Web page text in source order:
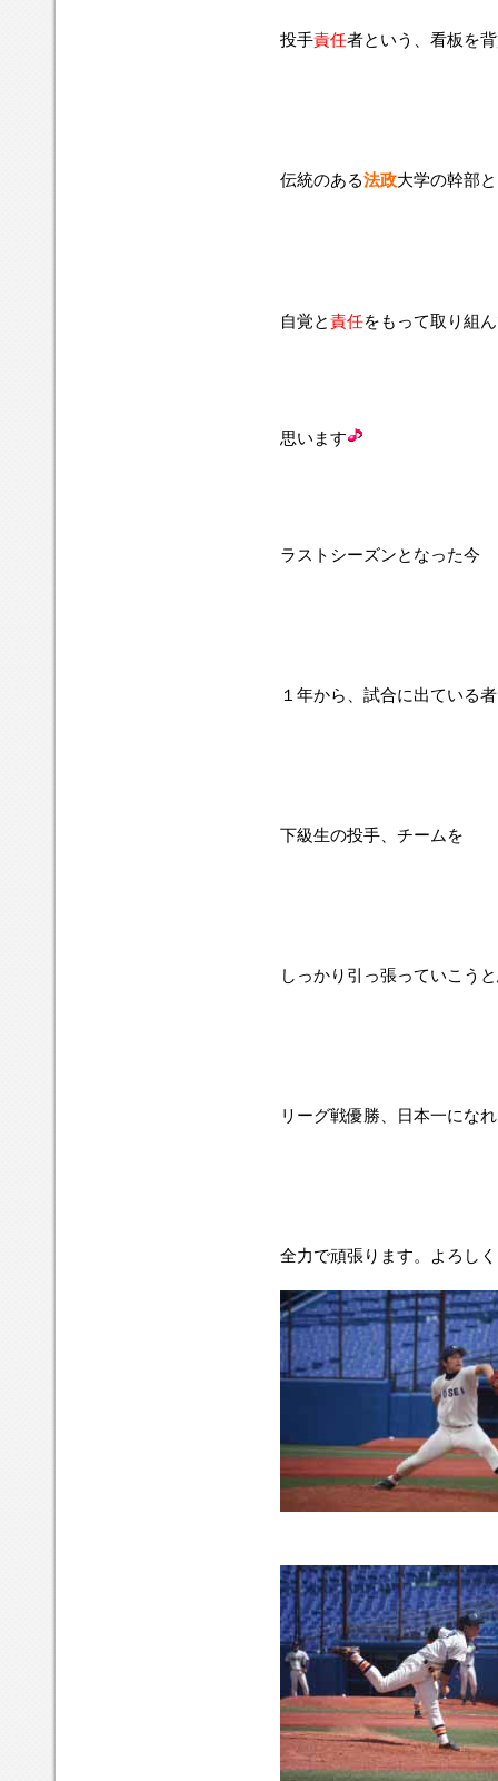
投手責任者という、看板を
伝統のある法政大学の幹部
自覚と責任をもって取り組
思います
ラストシーズンとなった今
１年から、試合に出ている
下級生の投手、チームを
しっかり引っ張っていこう
リーグ戦優勝、日本一にな
全力で頑張ります。よろし